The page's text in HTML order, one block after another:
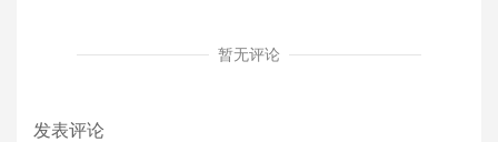
暂无评论
发表评论